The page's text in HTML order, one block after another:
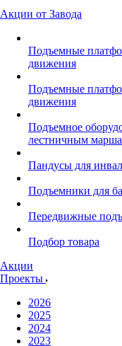
Акции от Завода
Подъемные
движения
Подъемные
движения
Подъемное
лестничным
Пандусы для
Подъемники для
Передвижные
Подбор товара
Акции
Проекты
2026
2025
2024
2023